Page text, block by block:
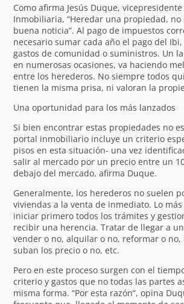
Como afirma Jesús Duque,
Inmobiliaria, “Heredar una propiedad, no
buena noticia”. Al pago de impuestos
necesario sumar cada año el pago del
gastos de comunidad o suministros. Un
en numerosas ocasiones, va haciendo
entre los herederos. No siempre todos
tienen la misma prisa, ni valoran la
Una oportunidad para los más lanzados
Si bien encontrar estas propiedades no
portal inmobiliario incluye un criterio
pisos en esta situación- una vez
salir al mercado por un precio entre un
debajo del mercado, afirma Duque.
Generalmente, los herederos no suelen
viviendas a la venta de inmediato. Lo
iniciar primero todos los trámites y
recibir una herencia. Tratar de llegar a
vender o no, alquilar o no, reformar o no,
suban los precio o no, etc.
Pero en este proceso surgen con el
criterio y gastos que no todas las partes
misma forma. “Por esta razón”, opina